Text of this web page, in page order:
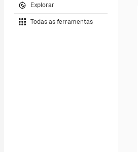
Explorar
Todas as ferramentas